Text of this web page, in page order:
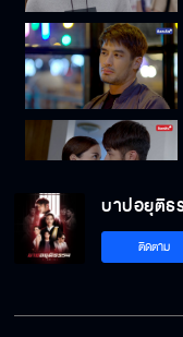
บาปอยุติธ
ติดตาม